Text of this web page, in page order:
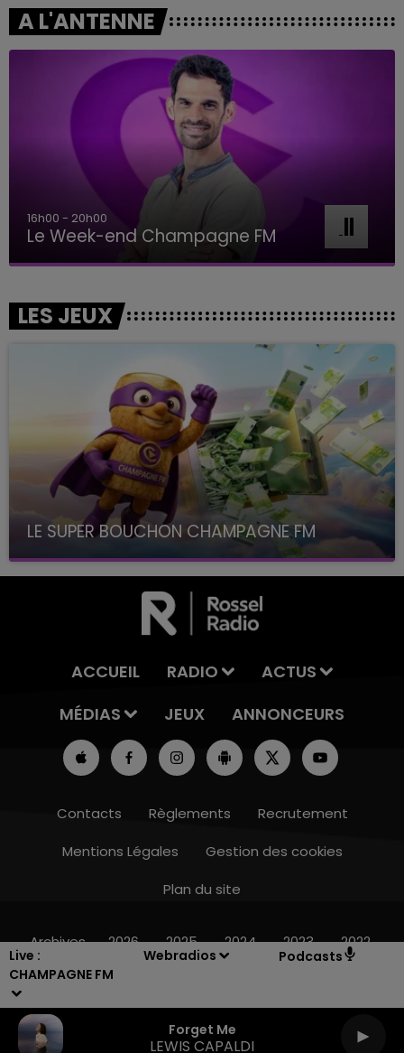
Live :
CHAMPAGNE FM
Webradios Podcasts
Forget Me
LEWIS CAPALDI
11h00 - 16h00
A L'ANTENNE
BEST OF
LES JEUX
LE SUPER BOUCHON CHAMPAGNE FM
avec La Famille Champagne FM, à 8H10
ACCUEIL RADIO
ACTUS
MÉDIAS
JEUX ANNONCEURS
Contacts Règlements
Recrutement
Mentions Légales
Gestion des cookies
Plan du site
Archives 2026 2025 2024 2023 2022